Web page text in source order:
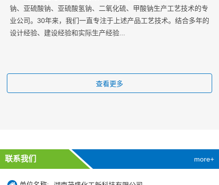
钠、亚硫酸钠、亚硫酸氢钠、二氧化硫、甲酸钠生产工艺技术的专
业公司。30年来，我们一直专注于上述产品工艺技术。结合多年的
设计经验、建设经验和实际生产经验...
查看更多
联系我们 more+